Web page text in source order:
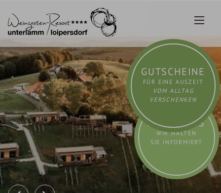
Inhalt
springen
GUTSCHEINE
FÜR EINE AUSZEIT
VOM ALLTAG
VERSCHENKEN
AKTUELLES
WIR HALTEN
SIE INFORMIERT